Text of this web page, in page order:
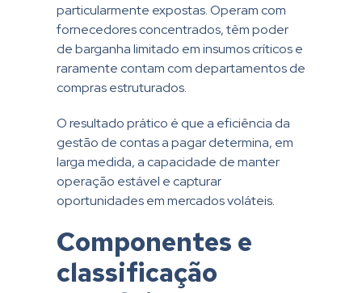
particularmente expostas. Operam com
fornecedores concentrados, têm poder
de barganha limitado em insumos críticos e
raramente contam com departamentos de
compras estruturados.
O resultado prático é que a eficiência da
gestão de contas a pagar determina, em
larga medida, a capacidade de manter
operação estável e capturar
oportunidades em mercados voláteis.
Componentes e
classificação